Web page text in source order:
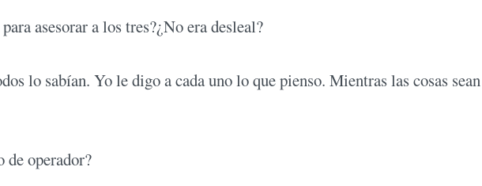
asesorar a los tres?¿No era desleal?
lo sabían. Yo le digo a cada uno lo que pienso. Mientras las cosas sean
de operador?